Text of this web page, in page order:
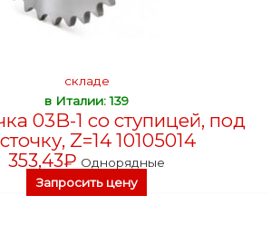
складе
в Италии: 139
03B-1 со ступицей, под
Z=14 10105014
353,43₽ Однорядные
Запросить цену